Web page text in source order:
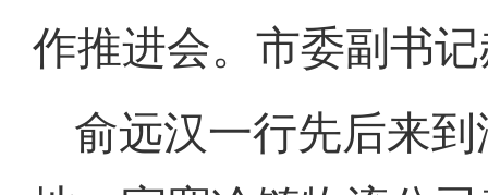
作推进会。市委副书
俞远汉一行先后来